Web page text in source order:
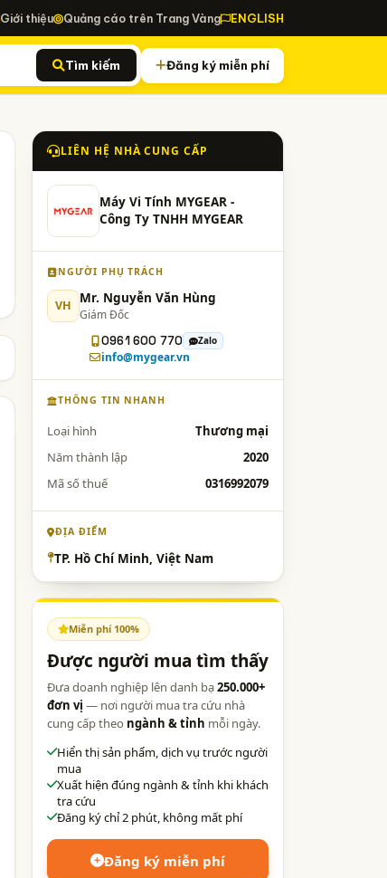
Giới thiệu Quảng cáo trên Trang Vàng ENGLISH
Tìm kiếm Đăng ký miễn phí
LIÊN HỆ NHÀ CUNG CẤP
Máy Vi Tính MYGEAR -
Công Ty TNHH MYGEAR
NGƯỜI PHỤ TRÁCH
VH Mr. Nguyễn Văn Hùng
Giám Đốc
0961 600 770
Zalo
info@mygear.vn
THÔNG TIN NHANH
Loại hình
Thương mại
Năm thành lập
2020
Mã số thuế
0316992079
ĐỊA ĐIỂM
TP. Hồ Chí Minh, Việt Nam
Miễn phí 100%
Được người mua tìm thấy
Đưa doanh nghiệp lên danh bạ250.000+
đơn vị — nơi người mua tra cứu nhà
cung cấp theo ngành & tỉnh mỗi ngày.
Hiển thị sản phẩm, dịch vụ trước người
mua
Xuất hiện đúng ngành & tỉnh khi khách
tra cứu
Đăng ký chỉ 2 phút, không mất phí
Đăng ký miễn phí